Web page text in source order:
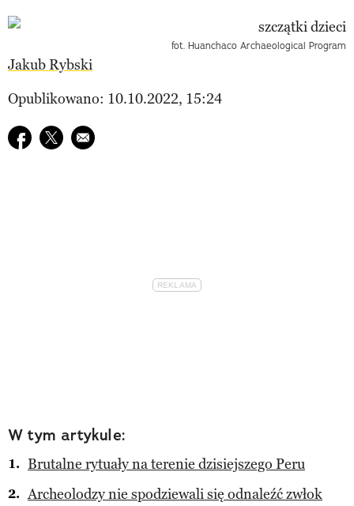
fot. Huanchaco Archaeological Program
Jakub Rybski
Opublikowano: 10.10.2022, 15:24
Udostępnij na facebook
Udostępnij na twitter
E-mail do przyjaciela
W tym artykule:
Brutalne rytuały na terenie dzisiejszego Peru
Archeolodzy nie spodziewali się odnaleźć zwłok